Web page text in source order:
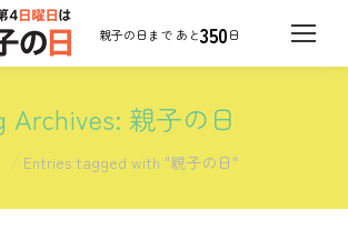
350日
Archives: 親子の日
here:
Entries tagged with "親子の日"